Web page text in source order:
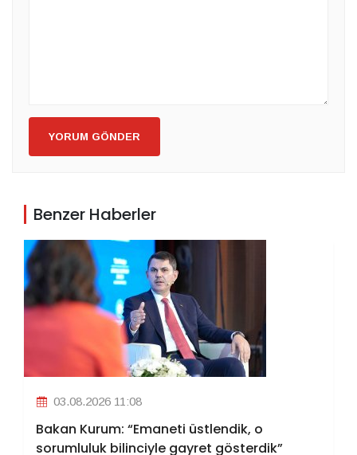
YORUM GÖNDER
Benzer Haberler
03.08.2026 11:08
Bakan Kurum: “Emaneti üstlendik, o
sorumluluk bilinciyle gayret gösterdik”